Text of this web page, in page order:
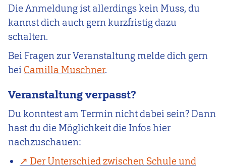
Die Anmeldung ist allerdings kein Muss, du
kannst dich auch gern kurzfristig dazu
schalten.
Bei Fragen zur Veranstaltung melde dich gern
bei Camilla Muschner.
Veranstaltung verpasst?
Du konntest am Termin nicht dabei sein? Dann
hast du die Möglichkeit die Infos hier
nachzuschauen:
Der Unterschied zwischen Schule und